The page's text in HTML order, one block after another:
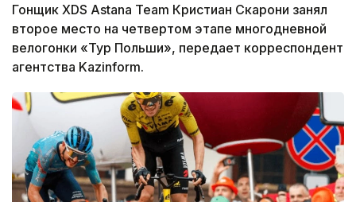
Гонщик XDS Astana Team Кристиан Скарони занял
второе место на четвертом этапе многодневной
велогонки «Тур Польши», передает корреспондент
агентства Kazinform.